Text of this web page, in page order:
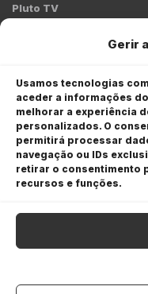
Gerir
Usamos tecnologias
aceder a informações
melhorar a experiência
personalizados. O
permitirá processar
navegação ou IDs
retirar o consentimento
recursos e funções.
Pluto TV
Comercial:
Anuncie na BM&C
A BM&C News conecta
através de TV, YouTube